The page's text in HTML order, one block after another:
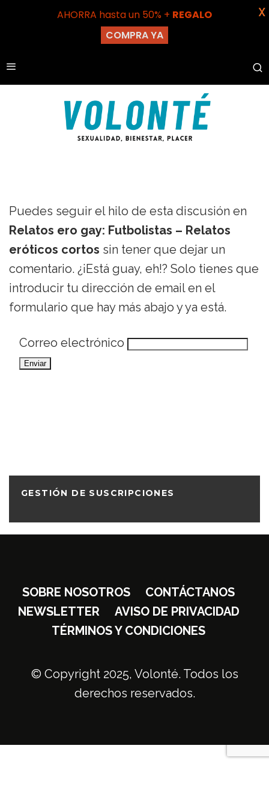
Puedes seguir el hilo de esta discusión en
Relatos ero gay: Futbolistas – Relatos
eróticos cortos sin tener que dejar un
comentario. ¿¡Está guay, eh!? Solo tienes que
introducir tu dirección de email en el
formulario que hay más abajo y ya está.
Correo electrónico
GESTIÓN DE SUSCRIPCIONES
SOBRE NOSOTROS
CONTÁCTANOS
NEWSLETTER
AVISO DE PRIVACIDAD
TÉRMINOS Y CONDICIONES
© Copyright 2025, Volonté. Todos los
derechos reservados.
AHORRA hasta un 50% + REGALO
COMPRA YA
X